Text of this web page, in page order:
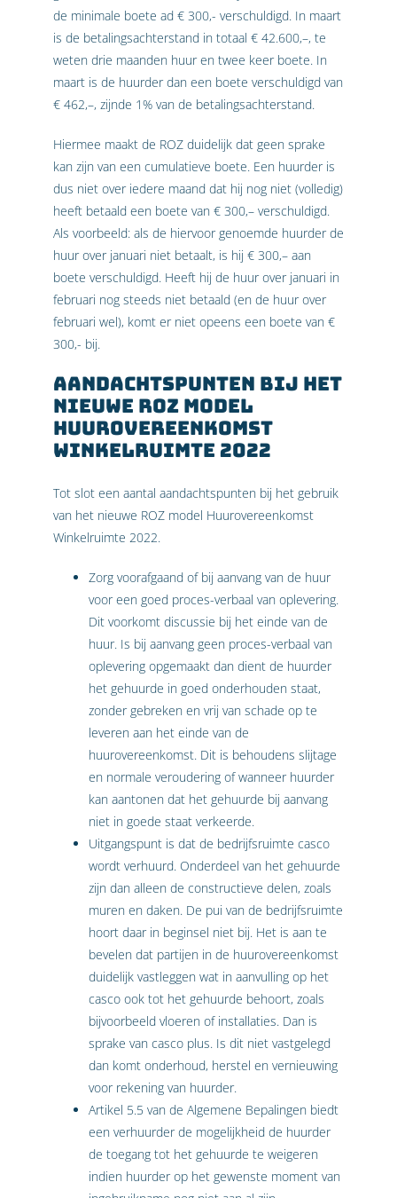
de minimale boete ad € 300,- verschuldigd. In maart
is de betalingsachterstand in totaal € 42.600,–, te
weten drie maanden huur en twee keer boete. In
maart is de huurder dan een boete verschuldigd van
€ 462,–, zijnde 1% van de betalingsachterstand.
Hiermee maakt de ROZ duidelijk dat geen sprake
kan zijn van een cumulatieve boete. Een huurder is
dus niet over iedere maand dat hij nog niet (volledig)
heeft betaald een boete van € 300,– verschuldigd.
Als voorbeeld: als de hiervoor genoemde huurder de
huur over januari niet betaalt, is hij € 300,– aan
boete verschuldigd. Heeft hij de huur over januari in
februari nog steeds niet betaald (en de huur over
februari wel), komt er niet opeens een boete van €
300,- bij.
Aandachtspunten bij het
nieuwe ROZ model
Huurovereenkomst
Winkelruimte 2022
Tot slot een aantal aandachtspunten bij het gebruik
van het nieuwe ROZ model Huurovereenkomst
Winkelruimte 2022.
Zorg voorafgaand of bij aanvang van de huur
voor een goed proces-verbaal van oplevering.
Dit voorkomt discussie bij het einde van de
huur. Is bij aanvang geen proces-verbaal van
oplevering opgemaakt dan dient de huurder
het gehuurde in goed onderhouden staat,
zonder gebreken en vrij van schade op te
leveren aan het einde van de
huurovereenkomst. Dit is behoudens slijtage
en normale veroudering of wanneer huurder
kan aantonen dat het gehuurde bij aanvang
niet in goede staat verkeerde.
Uitgangspunt is dat de bedrijfsruimte casco
wordt verhuurd. Onderdeel van het gehuurde
zijn dan alleen de constructieve delen, zoals
muren en daken. De pui van de bedrijfsruimte
hoort daar in beginsel niet bij. Het is aan te
bevelen dat partijen in de huurovereenkomst
duidelijk vastleggen wat in aanvulling op het
casco ook tot het gehuurde behoort, zoals
bijvoorbeeld vloeren of installaties. Dan is
sprake van casco plus. Is dit niet vastgelegd
dan komt onderhoud, herstel en vernieuwing
voor rekening van huurder.
Artikel 5.5 van de Algemene Bepalingen biedt
een verhuurder de mogelijkheid de huurder
de toegang tot het gehuurde te weigeren
indien huurder op het gewenste moment van